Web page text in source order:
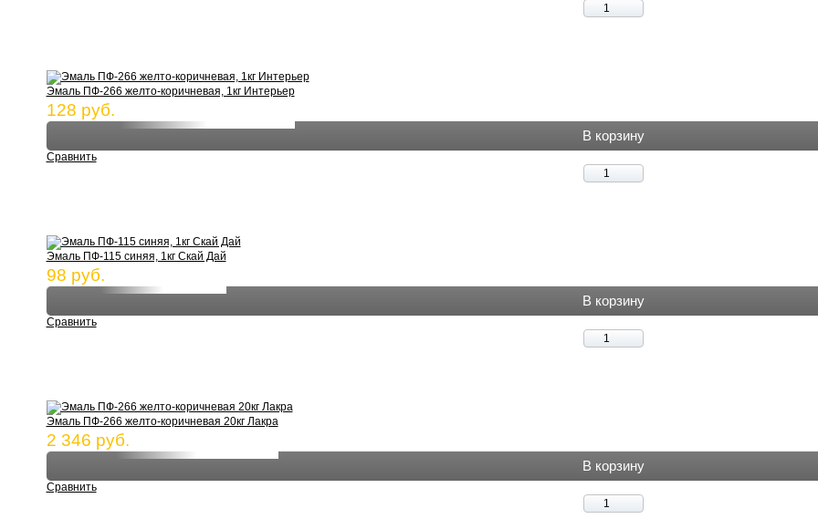
Эмаль ПФ-266 желто-коричневая, 1кг Интерьер
128 руб.
В корзину
Сравнить
Эмаль ПФ-115 синяя, 1кг Скай Дай
98 руб.
В корзину
Сравнить
Эмаль ПФ-266 желто-коричневая 20кг Лакра
2 346 руб.
В корзину
Сравнить